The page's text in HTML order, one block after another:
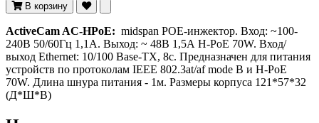
В корзину
ActiveCam AC-HPoE: midspan POE-инжектор. Вход: ~100-
240В 50/60Гц 1,1А. Выход: ~ 48В 1,5А Н-РоЕ 70W. Вход/
выход Ethernet: 10/100 Base-TX, 8c. Предназначен для питания
устройств по протоколам IEEE 802.3at/af mode B и H-PoE
70W. Длина шнура питания - 1м. Размеры корпуса 121*57*32
(Д*Ш*В)